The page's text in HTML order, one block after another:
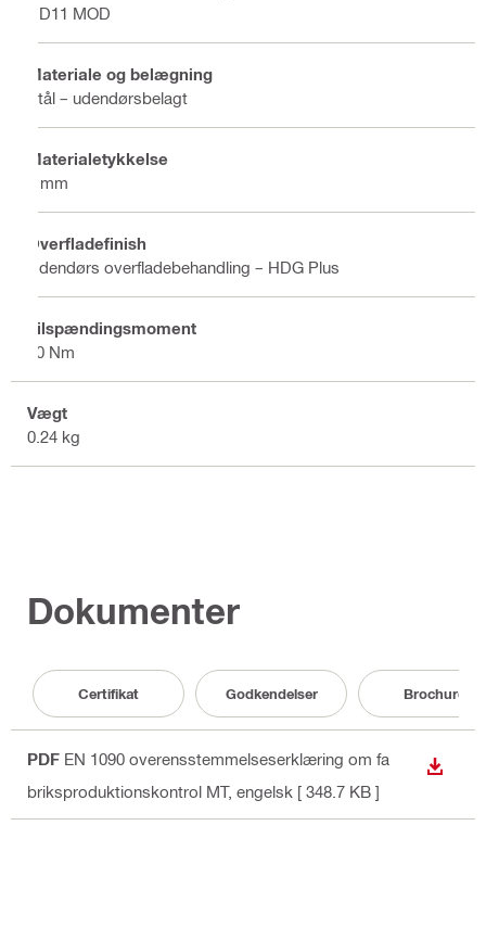
DD11 MOD
Materiale og belægning
Stål – udendørsbelagt
Materialetykkelse
3 mm
Overfladefinish
Udendørs overfladebehandling – HDG Plus
Tilspændingsmoment
40 Nm
Vægt
0.24 kg
Dokumenter
Certifikat Godkendelser Brochure
PDF EN 1090 overensstemmelseserklæring om fa
briksproduktionskontrol MT, engelsk [ 348.7 KB ]